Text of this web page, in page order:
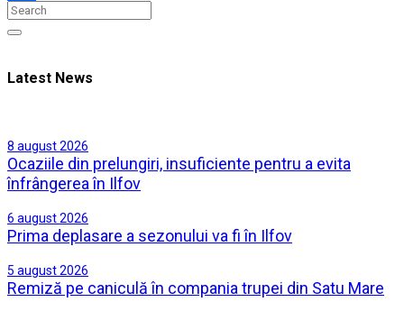
Partajează
Latest News
8 august 2026
Ocaziile din prelungiri, insuficiente pentru a evita
înfrângerea în Ilfov
6 august 2026
Prima deplasare a sezonului va fi în Ilfov
5 august 2026
Remiză pe caniculă în compania trupei din Satu Mare